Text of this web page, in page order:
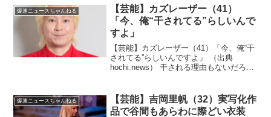
爆速ニュースちゃんねる
【芸能】カズレーザー（41）
「今、俺“干されてる”らしいんで
すよ」
【芸能】カズレーザー（41）「今、俺“干
されてる”らしいんですよ」 （出典
hochi.news） 干される理由もないだろ、
「今、俺“干されてる”らしいんですよ」
MC...
爆速ニュースちゃんねる
【芸能】吉岡里帆（32）実写化作
品で谷間もあらわに際どい衣装